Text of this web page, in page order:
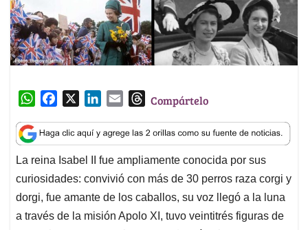
W
a
t
s
A
p
p
c
e
b
o
o
k
n
k
e
d
I
n
a
i
l
T
r
e
a
d
s
Compártelo
La reina Isabel II fue ampliamente conocida por sus
curiosidades: convivió con más de 30 perros raza corgi y
dorgi, fue amante de los caballos, su voz llegó a la luna
a través de la misión Apolo XI, tuvo veintitrés figuras de